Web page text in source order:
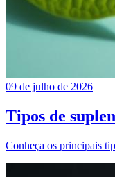
09 de julho de 2026
Tipos de
Conheça os principais